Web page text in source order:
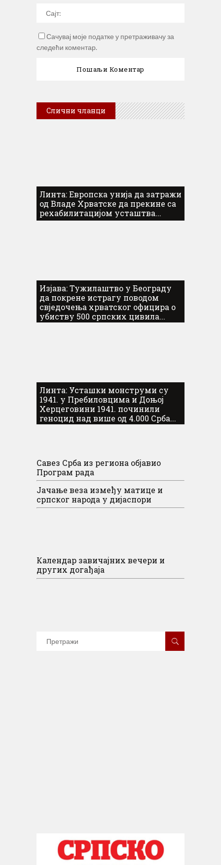
Сачувај моје податке у претраживачу за
следећи коментар.
Слични чланци
Линта: Европска унија да затражи
од Владе Хрватске да прекине са
рехабилитацијом усташтва...
Изјава: Тужилаштво у Београду
да покрене истрагу поводом
свједочења хрватског официра о
убиству 500 српских цивила...
Линта: Усташки монструми су
1941. у Пребиловцима и Доњој
Херцеговини 1941. починили
геноцид над више од 4.000 Срба...
Савез Срба из региона објавио
Програм рада
Јачање веза између матице и
српског народа у дијаспори
Календар завичајних вечери и
других догађаја